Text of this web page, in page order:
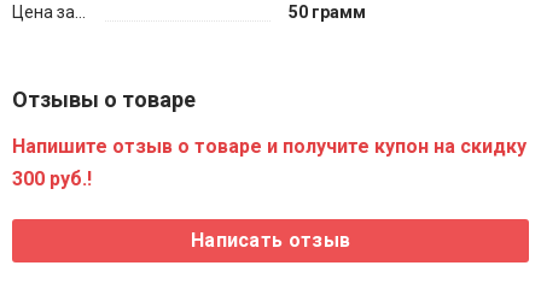
Цена за... 50 грамм
Отзывы о товаре
Напишите отзыв о товаре и получите купон на скидку
300 руб.!